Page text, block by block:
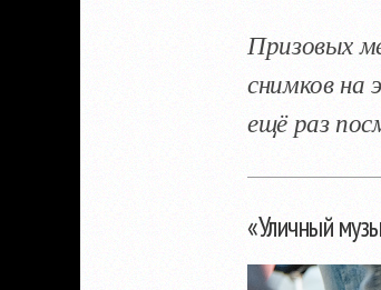
Призовых
снимков на
ещё раз
«Уличный